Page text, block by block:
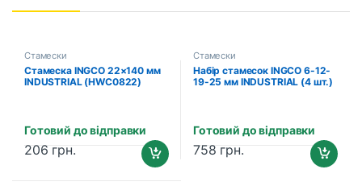
Стамески
Стамеска INGCO 22×140 мм
INDUSTRIAL (HWC0822)
Готовий до відправки
206 грн.
Стамески
Набір стамесок INGCO 6-12-
19-25 мм INDUSTRIAL (4 шт.)
Готовий до відправки
758 грн.